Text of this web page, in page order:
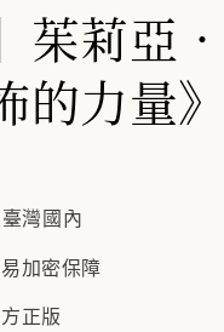
茱莉亞
的力量》
灣國內
加密保障
正版